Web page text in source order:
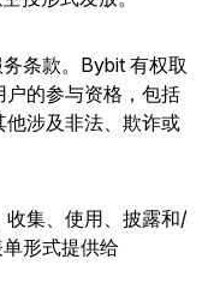
条款。Bybit 有权取
的参与资格，包括
涉及非法、欺诈或
收集、使用、披露和/
形式提供给